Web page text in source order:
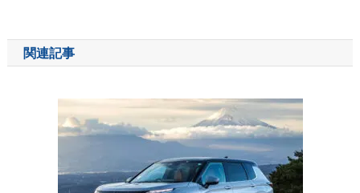
ナ
ビ
関連記事